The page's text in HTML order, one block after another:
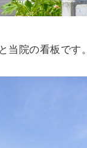
当院の看板です。